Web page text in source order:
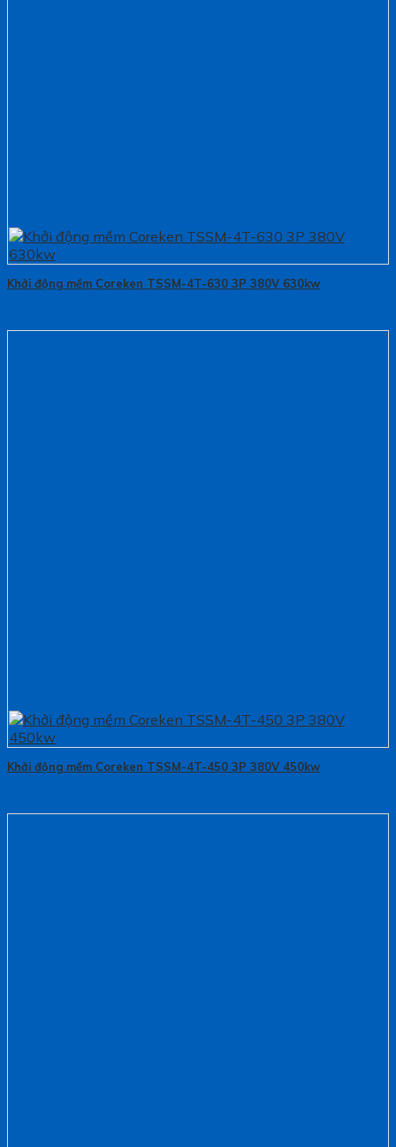
Khởi động mềm Coreken TSSM-4T-630 3P 380V 630kw
Khởi động mềm Coreken TSSM-4T-450 3P 380V 450kw